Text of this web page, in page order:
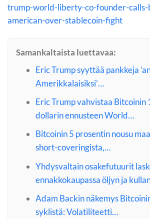
trump-world-liberty-co-founder-calls-
american-over-stablecoin-fight
Samankaltaista luettavaa:
Eric Trump syyttää pankkeja
Amerikkalaisiksi’…
Eric Trump vahvistaa Bitcoinin
dollarin ennusteen World…
Bitcoinin 5 prosentin nousu
short-coveringista,…
Yhdysvaltain osakefutuurit
ennakkokaupassa öljyn ja
Adam Backin näkemys
syklistä: Volatiliteetti…